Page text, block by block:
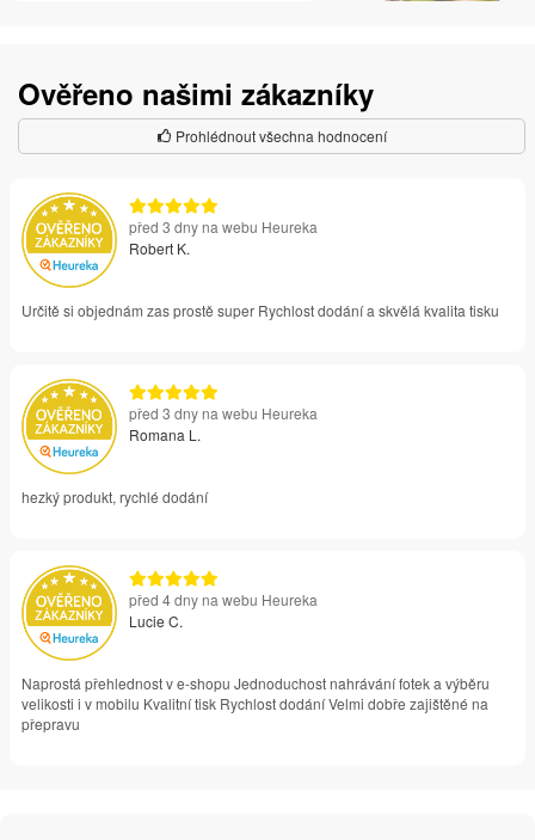
Ověřeno našimi zákazníky
Prohlédnout všechna hodnocení
před 3 dny na webu Heureka
Robert K.
Určitě si objednám zas prostě super Rychlost dodání a skvělá kvalita tisku
před 3 dny na webu Heureka
Romana L.
hezký produkt, rychlé dodání
před 4 dny na webu Heureka
Lucie C.
Naprostá přehlednost v e-shopu Jednoduchost nahrávání fotek a výběru
velikosti i v mobilu Kvalitní tisk Rychlost dodání Velmi dobře zajištěné na
přepravu